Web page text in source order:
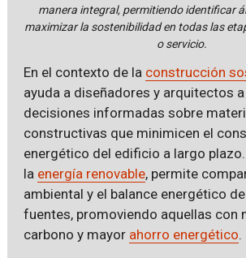
manera integral, permitiendo identificar
maximizar la sostenibilidad en todas las
o servicio.
En el contexto de la construcción
ayuda a diseñadores y arquitectos
decisiones informadas sobre
constructivas que minimicen el
energético del edificio a largo
la energía renovable, permite
ambiental y el balance energético
fuentes, promoviendo aquellas con
carbono y mayor ahorro energético.